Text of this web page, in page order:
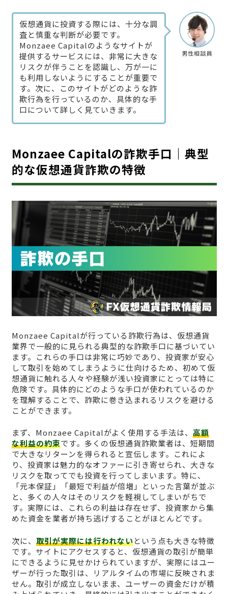
男性相談員
仮想通貨に投資する際には、十分な調
査と慎重な判断が必要です。
Monzaee Capitalのようなサイトが
提供するサービスには、非常に大きな
リスクが伴うことを認識し、万が一に
も利用しないようにすることが重要で
す。次に、このサイトがどのような詐
欺行為を行っているのか、具体的な手
口について詳しく見ていきます。
Monzaee Capitalの詐欺手口｜典型
的な仮想通貨詐欺の特徴
Monzaee Capitalが行っている詐欺行為は、仮想通貨
業界で一般的に見られる典型的な詐欺手口に基づいてい
ます。これらの手口は非常に巧妙であり、投資家が安心
して取引を始めてしまうように仕向けるため、初めて仮
想通貨に触れる人々や経験が浅い投資家にとっては特に
危険です。具体的にどのような手口が使われているのか
を理解することで、詐欺に巻き込まれるリスクを避ける
ことができます。
まず、Monzaee Capitalがよく使用する手法は、 高額
な利益の約束です。多くの仮想通貨詐欺業者は、短期間
で大きなリターンを得られると宣伝します。これによ
り、投資家は魅力的なオファーに引き寄せられ、大きな
リスクを取ってでも投資を行ってしまいます。特に、
「元本保証」「最短で利益が倍増」といった言葉が並ぶ
と、多くの人々はそのリスクを軽視してしまいがちで
す。実際には、これらの利益は存在せず、投資家から集
めた資金を業者が持ち逃げすることがほとんどです。
次に、 取引が実際には行われないという点も大きな特徴
です。サイトにアクセスすると、仮想通貨の取引が簡単
にできるように見せかけられていますが、実際にはユー
ザーが行った取引は、リアルタイムの市場に反映されま
せん。取引が成立しないまま、ユーザーの資金だけが積